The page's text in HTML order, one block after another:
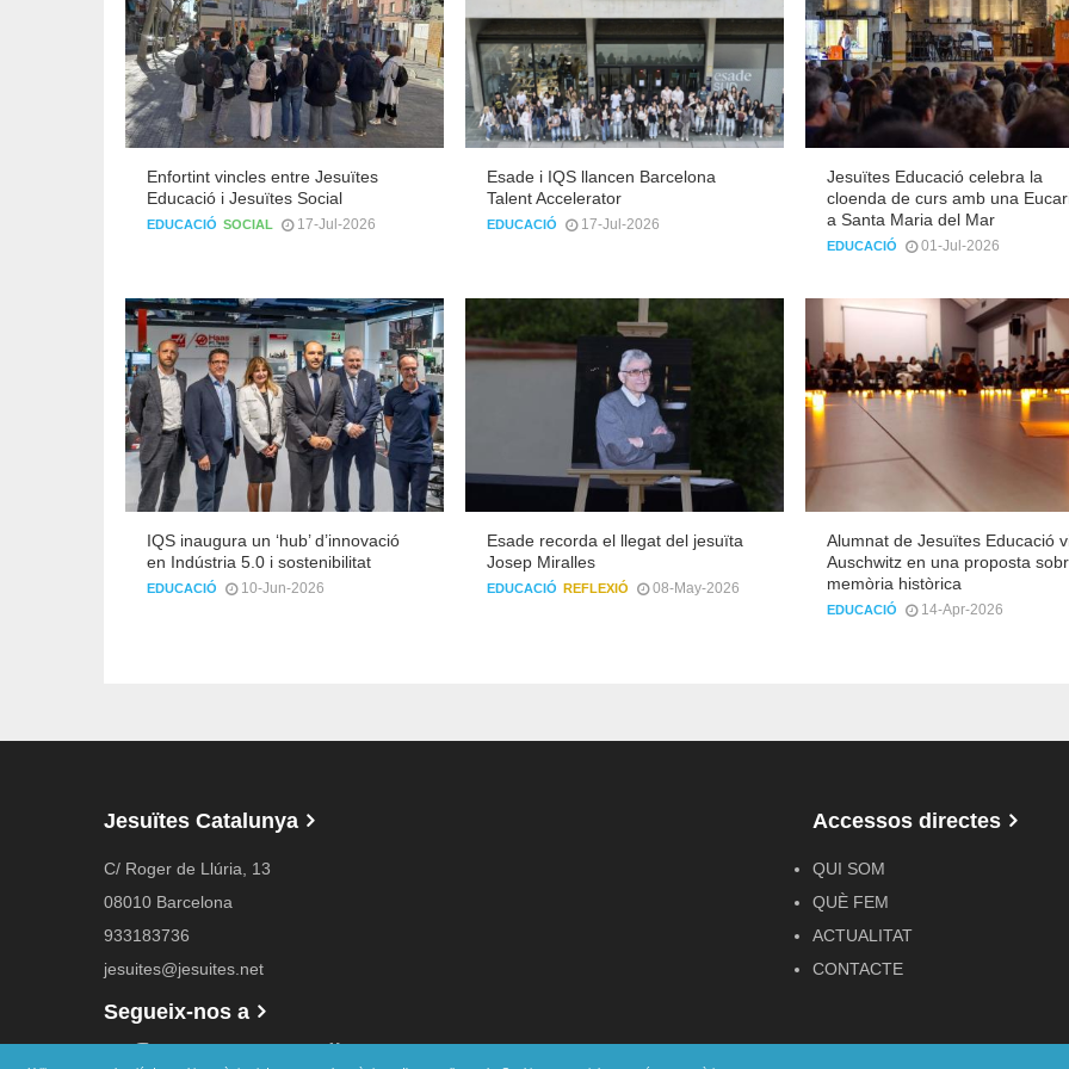
Enfortint vincles entre Jesuïtes
Educació i Jesuïtes Social
EDUCACIÓ SOCIAL 17-Jul-2026
Esade i IQS llancen Barcelona
Talent Accelerator
EDUCACIÓ 17-Jul-2026
Jesuïtes Educació celebra la
cloenda de curs amb una
a Santa Maria del Mar
EDUCACIÓ 01-Jul-2026
IQS inaugura un ‘hub’ d’innovació
en Indústria 5.0 i sostenibilitat
EDUCACIÓ 10-Jun-2026
Esade recorda el llegat del jesuïta
Josep Miralles
EDUCACIÓ REFLEXIÓ 08-May-2026
Alumnat de Jesuïtes Educació
Auschwitz en una proposta
memòria històrica
EDUCACIÓ 14-Apr-2026
Jesuïtes Catalunya
C/ Roger de Llúria, 13
08010 Barcelona
933183736
jesuites@jesuites.net
Segueix-nos a
Accessos directes
QUI SOM
QUÈ FEM
ACTUALITAT
CONTACTE